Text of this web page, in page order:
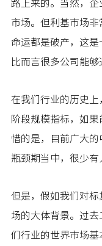
路上来的。当然，
市场。但利基市场
命运都是破产，这
比而言很多公司能够
在我们行业的历史
阶段规模指标，如
惜的是，目前广大
瓶颈期当中，很少有
但是，假如我们对
场的大体背景。过
们行业的世界市场